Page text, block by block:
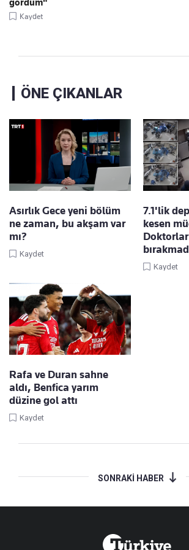
gördüm"
Kaydet
ÖNE ÇIKANLAR
Asırlık Gece yeni bölüm
ne zaman, bu akşam var
mı?
Kaydet
7.1'lik
kesen
Kaydet
Rafa ve Duran sahne
aldı, Benfica yarım
düzine gol attı
Kaydet
SONRAKİ HABER